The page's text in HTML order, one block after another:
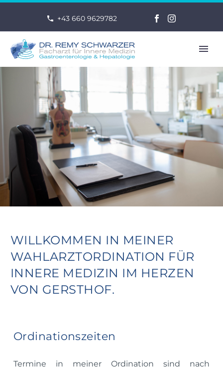
+43 660 9629782
FR
WILLKOMMEN IN MEINER
WAHLARZTORDINATION FÜR
INNERE MEDIZIN IM HERZEN
VON GERSTHOF.
Ordinationszeiten
Termine in meiner Ordination sind nach